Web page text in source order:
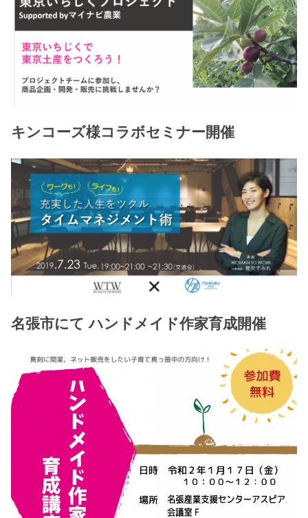
キンコーズ様コラボセミナー開催
名張市にて ハンドメイド作家育成開催